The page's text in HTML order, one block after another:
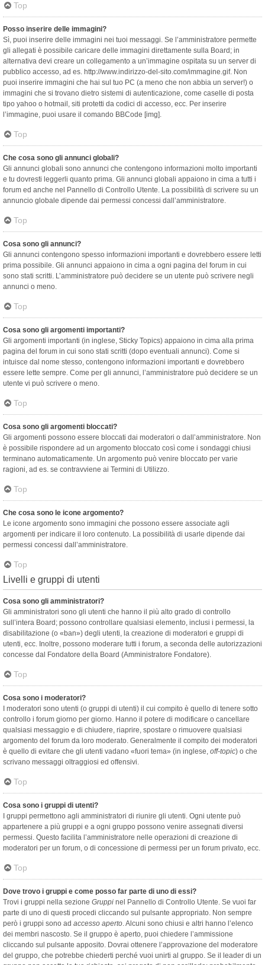
Top
Posso inserire delle immagini?
Sì, puoi inserire delle immagini nei tuoi messaggi. Se l’amministratore permette
gli allegati è possibile caricare delle immagini direttamente sulla Board; in
alternativa devi creare un collegamento a un’immagine ospitata su un server di
pubblico accesso, ad es. http://www.indirizzo-del-sito.com/immagine.gif. Non
puoi inserire immagini che hai sul tuo PC (a meno che non abbia un server!) o
immagini che si trovano dietro sistemi di autenticazione, come caselle di posta
tipo yahoo o hotmail, siti protetti da codici di accesso, ecc. Per inserire
l’immagine, puoi usare il comando BBCode [img].
Top
Che cosa sono gli annunci globali?
Gli annunci globali sono annunci che contengono informazioni molto importanti
e tu dovresti leggerli quanto prima. Gli annunci globali appaiono in cima a tutti i
forum ed anche nel Pannello di Controllo Utente. La possibilità di scrivere su un
annuncio globale dipende dai permessi concessi dall’amministratore.
Top
Cosa sono gli annunci?
Gli annunci contengono spesso informazioni importanti e dovrebbero essere letti
prima possibile. Gli annunci appaiono in cima a ogni pagina del forum in cui
sono stati scritti. L’amministratore può decidere se un utente può scrivere negli
annunci o meno.
Top
Cosa sono gli argomenti importanti?
Gli argomenti importanti (in inglese, Sticky Topics) appaiono in cima alla prima
pagina del forum in cui sono stati scritti (dopo eventuali annunci). Come si
intuisce dal nome stesso, contengono informazioni importanti e dovrebbero
essere lette sempre. Come per gli annunci, l’amministratore può decidere se un
utente vi può scrivere o meno.
Top
Cosa sono gli argomenti bloccati?
Gli argomenti possono essere bloccati dai moderatori o dall’amministratore. Non
è possibile rispondere ad un argomento bloccato così come i sondaggi chiusi
terminano automaticamente. Un argomento può venire bloccato per varie
ragioni, ad es. se contravviene ai Termini di Utilizzo.
Top
Che cosa sono le icone argomento?
Le icone argomento sono immagini che possono essere associate agli
argomenti per indicare il loro contenuto. La possibilità di usarle dipende dai
permessi concessi dall’amministratore.
Top
Livelli e gruppi di utenti
Cosa sono gli amministratori?
Gli amministratori sono gli utenti che hanno il più alto grado di controllo
sull’intera Board; possono controllare qualsiasi elemento, inclusi i permessi, la
disabilitazione (o «ban») degli utenti, la creazione di moderatori e gruppi di
utenti, ecc. Inoltre, possono moderare tutti i forum, a seconda delle autorizzazioni
concesse dal Fondatore della Board (Amministratore Fondatore).
Top
Cosa sono i moderatori?
I moderatori sono utenti (o gruppi di utenti) il cui compito è quello di tenere sotto
controllo i forum giorno per giorno. Hanno il potere di modificare o cancellare
qualsiasi messaggio e di chiudere, riaprire, spostare o rimuovere qualsiasi
argomento del forum da loro moderato. Generalmente il compito dei moderatori
è quello di evitare che gli utenti vadano «fuori tema» (in inglese, off-topic) o che
scrivano messaggi oltraggiosi ed offensivi.
Top
Cosa sono i gruppi di utenti?
I gruppi permettono agli amministratori di riunire gli utenti. Ogni utente può
appartenere a più gruppi e a ogni gruppo possono venire assegnati diversi
permessi. Questo facilita l’amministratore nelle operazioni di creazione di
moderatori per un forum, o di concessione di permessi per un forum privato, ecc.
Top
Dove trovo i gruppi e come posso far parte di uno di essi?
Trovi i gruppi nella sezione Gruppi nel Pannello di Controllo Utente. Se vuoi far
parte di uno di questi procedi cliccando sul pulsante appropriato. Non sempre
però i gruppi sono ad accesso aperto. Alcuni sono chiusi e altri hanno l’elenco
dei membri nascosto. Se il gruppo è aperto, puoi chiedere l’ammissione
cliccando sul pulsante apposito. Dovrai ottenere l’approvazione del moderatore
del gruppo, che potrebbe chiederti perché vuoi unirti al gruppo. Se il leader di un